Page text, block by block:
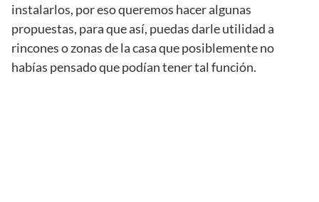
instalarlos, por eso queremos hacer algunas
propuestas, para que así, puedas darle utilidad a
rincones o zonas de la casa que posiblemente no
habías pensado que podían tener tal función.